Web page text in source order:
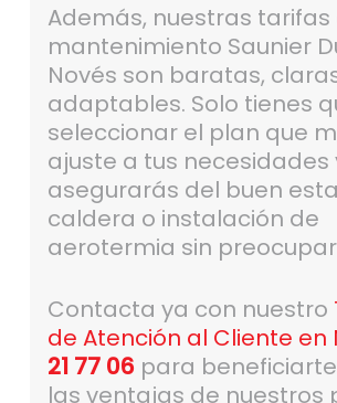
Además, nuestras tarifas
mantenimiento Saunier
Novés son baratas,
adaptables. Solo tienes
seleccionar el plan que
ajuste a tus necesidades
asegurarás del buen
caldera o instalación de
aerotermia sin
Contacta ya con nuestro
de Atención al Cliente en
21 77 06 para
las ventajas de nuestros